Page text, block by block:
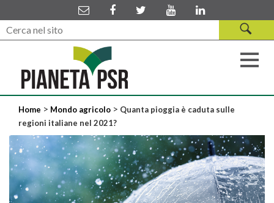
Home > Mondo agricolo > Quanta pioggia è caduta sulle
regioni italiane nel 2021?